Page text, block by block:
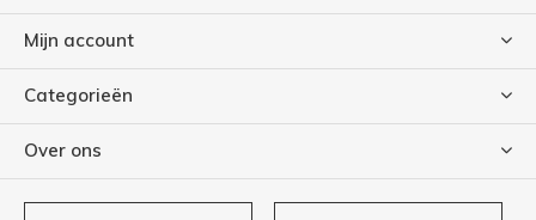
Mijn account
Categorieën
Over ons